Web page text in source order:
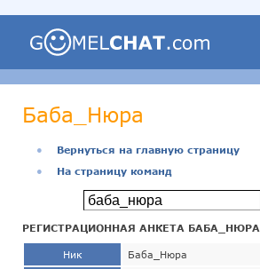
Баба_Нюра
●
Вернуться на главную страницу
●
На страницу команд
РЕГИСТРАЦИОННАЯ АНКЕТА БАБА_НЮРА
Ник Баба_Нюра